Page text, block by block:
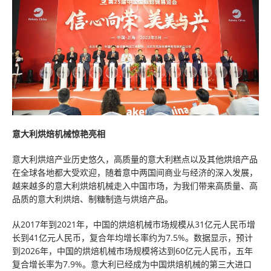
意大利烘焙机械惊艳亮相
意大利烘焙产业历史悠久，高质量的意大利糕点以及其他烘焙产品
在全球各地都大受欢迎，随着意中两国间商业与经济的深入发展，
越来越多的意大利烘焙机械走入中国市场，为我们带来高质量、高
品质的意大利烘焙、制糖制造与烘焙产品。
从2017年到2021年，中国的烘焙机械市场规模从31亿元人民币增
长到41亿元人民币，复合年均增长率约为7.5%。数据显示，预计
到2026年，中国的烘焙机械市场规模将达到60亿元人民币，五年
复合增长率为7.9%。意大利已经成为中国烘焙机械的第三大进口